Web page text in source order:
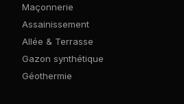
Maçonnerie
Assainissement
Allée & Terrasse
Gazon synthétique
Géothermie